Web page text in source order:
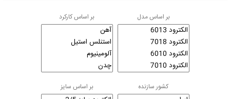
بر اساس مدل بر اساس کارکرد
کشور سازنده بر اساس سایز